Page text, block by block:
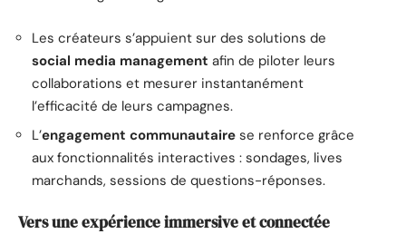
Les créateurs s’appuient sur des solutions de
social media management afin de piloter leurs
collaborations et mesurer instantanément
l’efficacité de leurs campagnes.
L’engagement communautaire se renforce grâce
aux fonctionnalités interactives : sondages, lives
marchands, sessions de questions-réponses.
Vers une expérience immersive et connectée